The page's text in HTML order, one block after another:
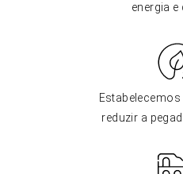
energia e
reduzir a